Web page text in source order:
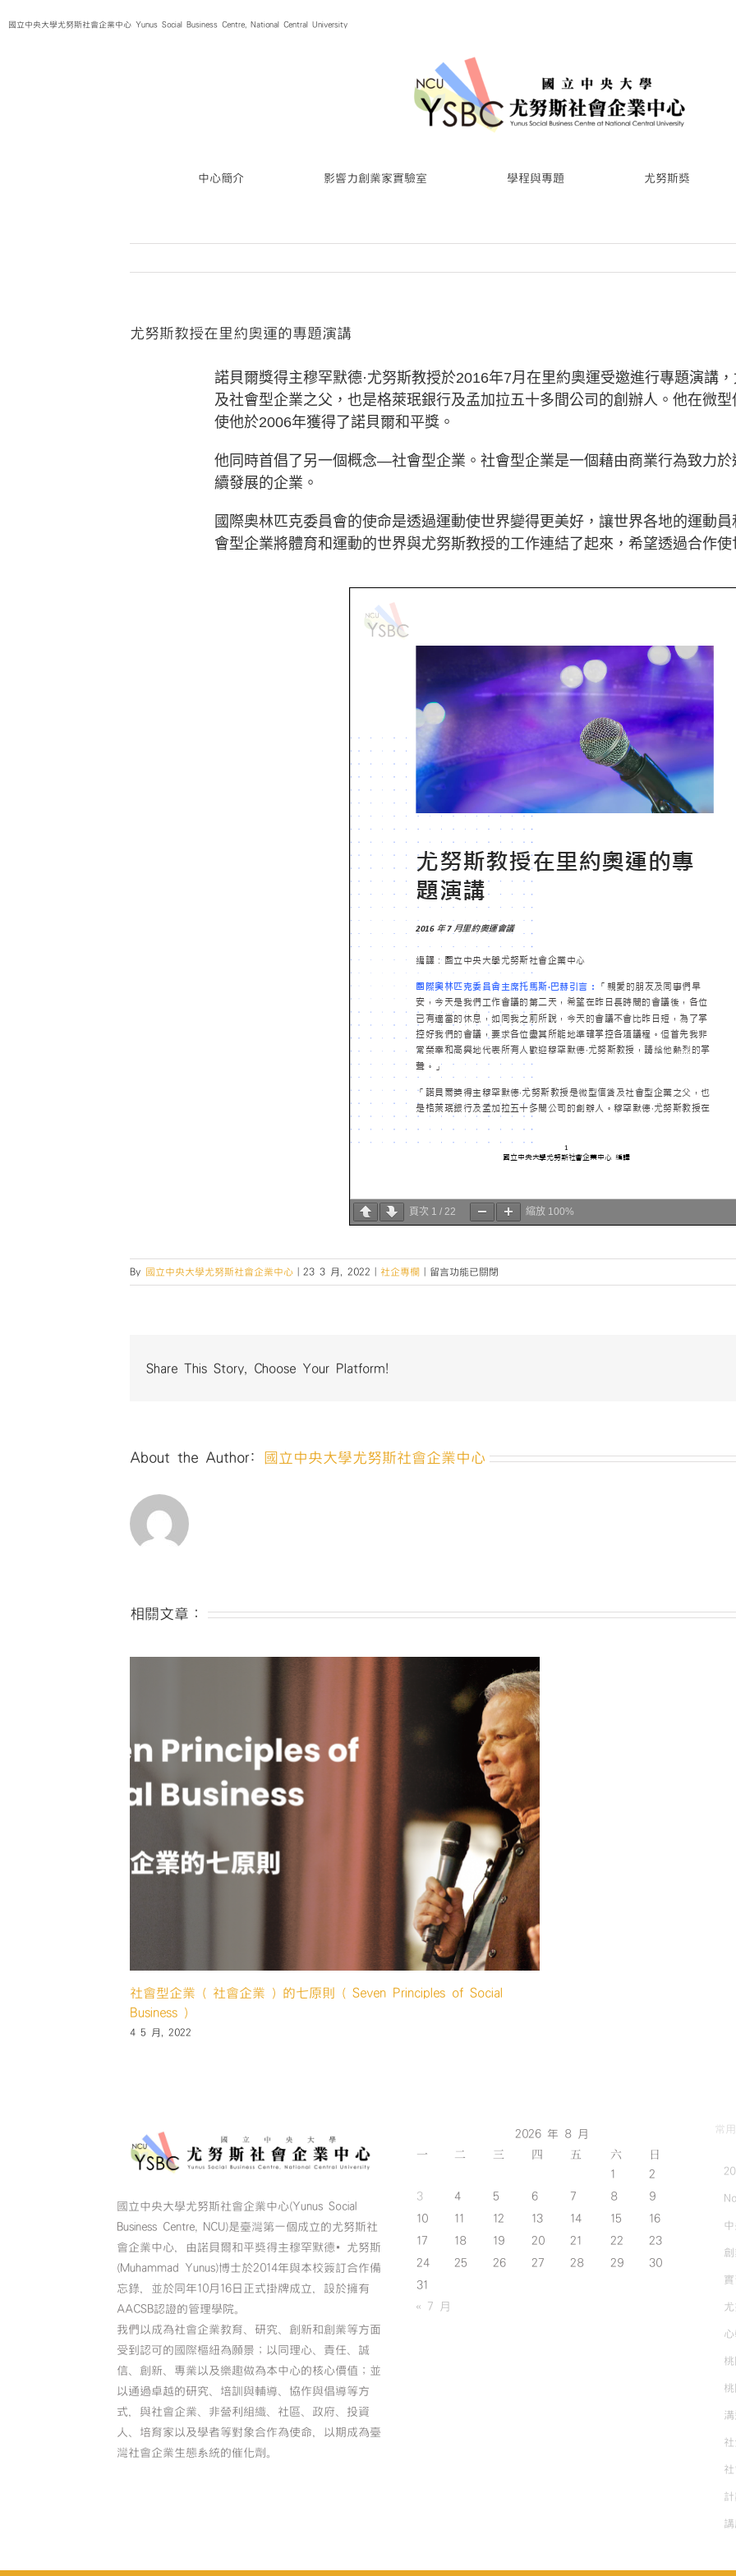
to國立中央大學尤努斯社會企業中心 Yunus Social Business Centre, National Central University
中心簡介 影響力創業家實驗室 學程與專題 尤努斯獎
尤努斯教授在里約奧運的專題演講
諾貝爾獎得主穆罕默德·尤努斯教授於2016年7月在里約奧運受邀進行專題演講
及社會型企業之父，也是格萊珉銀行及孟加拉五十多間公司的創辦人。他在微型
使他於2006年獲得了諾貝爾和平獎。
他同時首倡了另一個概念—社會型企業。社會型企業是一個藉由商業行為致力
續發展的企業。
國際奧林匹克委員會的使命是透過運動使世界變得更美好，讓世界各地的運動
會型企業將體育和運動的世界與尤努斯教授的工作連結了起來，希望透過合作使
頁次 1 /22 縮放 100%
By 國立中央大學尤努斯社會企業中心 23 3 月, 2022 社企專欄
在
〈尤
的
留言功能已關閉
Share This Story, Choose Your Platform!
About the Author: 國立中央大學尤努斯社會企業中心
相關文章：
社會型企業 ( 社會企業 ) 的七原則 ( Seven Principles of Social
Business )
4 5 月, 2022
國立中央大學尤努斯社會企業中心(Yunus Social
Business Centre, NCU)是臺灣第一個成立的尤努斯社
會企業中心，由諾貝爾和平獎得主穆罕默德•尤努斯
(Muhammad Yunus)博士於2014年與本校簽訂合作備
忘錄，並於同年10月16日正式掛牌成立，設於擁有
AACSB認證的管理學院。
我們以成為社會企業教育、研究、創新和創業等方面
受到認可的國際樞紐為願景；以同理心、責任、誠
信、創新、專業以及樂趣做為本中心的核心價值；並
以通過卓越的研究、培訓與輔導、協作與倡導等方
式，與社會企業、非營利組織、社區、政府、投資
人、培育家以及學者等對象合作為使命，以期成為臺
灣社會企業生態系統的催化劑。
2026 年 8 月
一 二 三 四 五 六 日
1
2
3
4 5 6 7 8
9
10
11 12 13 14 15
16
17
18 19 20 21 22
23
24
25 26 27 28 29
30
31
« 7 月
常
實
溝
講